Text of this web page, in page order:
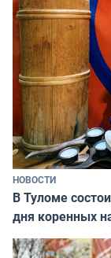
НОВОСТИ
В Туломе
дня коренных